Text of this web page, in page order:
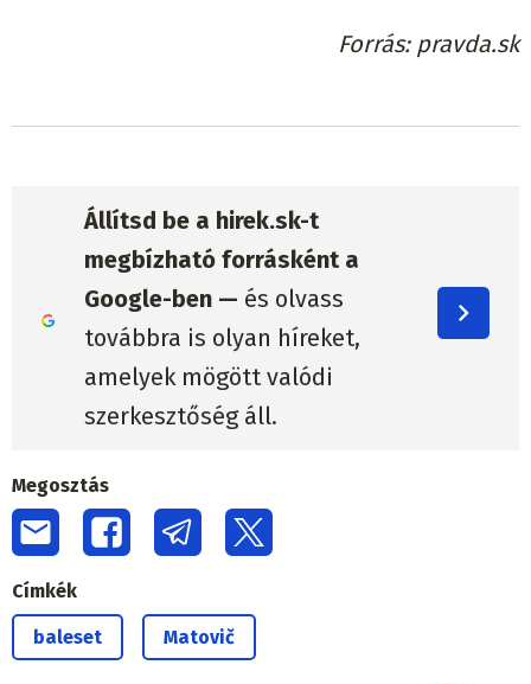
Forrás pravda.sk
Állítsd be a hirek.sk-t
megbízható forrásként a
Google-ben — és olvass
továbbra is olyan híreket,
amelyek mögött valódi
szerkesztőség áll.
Megosztás
Címkék
baleset Matovič